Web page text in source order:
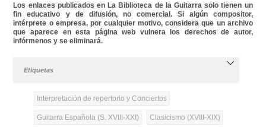
Los enlaces publicados en La Biblioteca de la Guitarra solo tienen un
fin educativo y de difusión, no comercial. Si algún compositor,
intérprete o empresa, por cualquier motivo, considera que un archivo
que aparece en esta página web vulnera los derechos de autor,
infórmenos y se eliminará.
Etiquetas
Interpretación de repertorio y Conciertos
Guitarra Española (S. XVIII-XXI) Clasicismo (XVIII-XIX)